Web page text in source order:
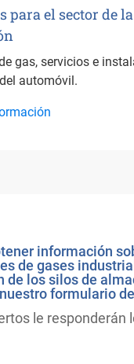
para el sector de la
gas, servicios e
automóvil.
información
de gases
de los silos de
formulario
le responderán